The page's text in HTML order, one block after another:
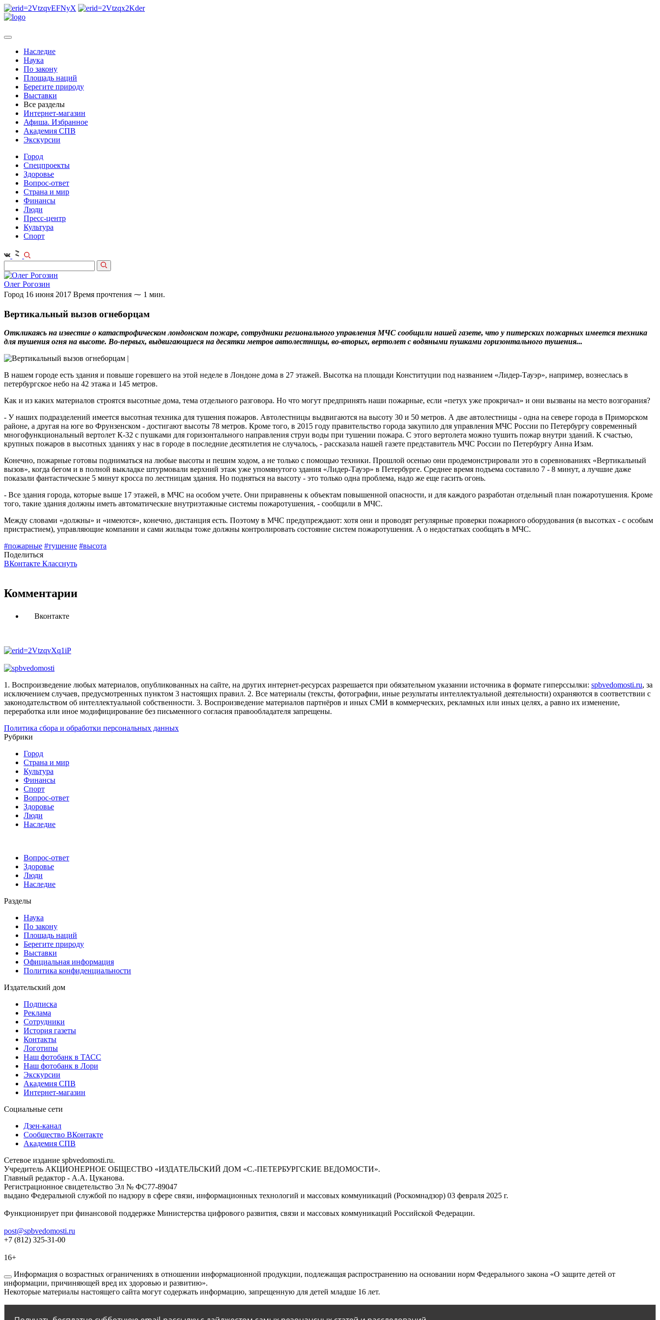
Наследие
Наука
По закону
Площадь наций
Берегите природу
Выставки
Все разделы
Интернет-магазин
Афиша. Избранное
Академия СПВ
Экскурсии
Город
Спецпроекты
Здоровье
Вопрос-ответ
Страна и мир
Финансы
Люди
Пресс-центр
Культура
Спорт
Олег Рогозин
Город 16 июня 2017 Время прочтения ⁓ 1 мин.
Вертикальный вызов огнеборцам
Откликаясь на известие о катастрофическом лондонском пожаре, сотрудники регионального управления МЧС сообщили нашей газете, что у питерских пожарных имеется техника
для тушения огня на высоте. Во-первых, выдвигающиеся на десятки метров автолестницы, во-вторых, вертолет с водяными пушками горизонтального тушения...
В нашем городе есть здания и повыше горевшего на этой неделе в Лондоне дома в 27 этажей. Высотка на площади Конституции под названием «Лидер-Тауэр», например, вознеслась в
петербургское небо на 42 этажа и 145 метров.
Как и из каких материалов строятся высотные дома, тема отдельного разговора. Но что могут предпринять наши пожарные, если «петух уже прокричал» и они вызваны на место возгорания?
- У наших подразделений имеется высотная техника для тушения пожаров. Автолестницы выдвигаются на высоту 30 и 50 метров. А две автолестницы - одна на севере города в Приморском
районе, а другая на юге во Фрунзенском - достигают высоты 78 метров. Кроме того, в 2015 году правительство города закупило для управления МЧС России по Петербургу современный
многофункциональный вертолет К-32 с пушками для горизонтального направления струи воды при тушении пожара. С этого вертолета можно тушить пожар внутри зданий. К счастью,
крупных пожаров в высотных зданиях у нас в городе в последние десятилетия не случалось, - рассказала нашей газете представитель МЧС России по Петербургу Анна Изам.
Конечно, пожарные готовы подниматься на любые высоты и пешим ходом, а не только с помощью техники. Прошлой осенью они продемонстрировали это в соревнованиях «Вертикальный
вызов», когда бегом и в полной выкладке штурмовали верхний этаж уже упомянутого здания «Лидер-Тауэр» в Петербурге. Среднее время подъема составило 7 - 8 минут, а лучшие даже
показали фантастические 5 минут кросса по лестницам здания. Но подняться на высоту - это только одна проблема, надо же еще гасить огонь.
- Все здания города, которые выше 17 этажей, в МЧС на особом учете. Они приравнены к объектам повышенной опасности, и для каждого разработан отдельный план пожаротушения. Кроме
того, такие здания должны иметь автоматические внутриэтажные системы пожаротушения, - сообщили в МЧС.
Между словами «должны» и «имеются», конечно, дистанция есть. Поэтому в МЧС предупреждают: хотя они и проводят регулярные проверки пожарного оборудования (в высотках - с особым
пристрастием), управляющие компании и сами жильцы тоже должны контролировать состояние систем пожаротушения. А о недостатках сообщать в МЧС.
#пожарные #тушение #высота
Поделиться
ВКонтакте Класснуть
Комментарии
Вконтакте
1. Воспроизведение любых материалов, опубликованных на сайте, на других интернет-ресурсах разрешается при обязательном указании источника в формате гиперссылки: spbvedomosti.ru, за
исключением случаев, предусмотренных пунктом 3 настоящих правил. 2. Все материалы (тексты, фотографии, иные результаты интеллектуальной деятельности) охраняются в соответствии с
законодательством об интеллектуальной собственности. 3. Воспроизведение материалов партнёров и иных СМИ в коммерческих, рекламных или иных целях, а равно их изменение,
переработка или иное модифицирование без письменного согласия правообладателя запрещены.
Политика сбора и обработки персональных данных
Рубрики
Город
Страна и мир
Культура
Финансы
Спорт
Вопрос-ответ
Здоровье
Люди
Наследие
Вопрос-ответ
Здоровье
Люди
Наследие
Разделы
Наука
По закону
Площадь наций
Берегите природу
Выставки
Официальная информация
Политика конфиденциальности
Издательский дом
Подписка
Реклама
Сотрудники
История газеты
Контакты
Логотипы
Наш фотобанк в ТАСС
Наш фотобанк в Лори
Экскурсии
Академия СПВ
Интернет-магазин
Социальные сети
Дзен-канал
Сообщество ВКонтакте
Академия СПВ
Сетевое издание spbvedomosti.ru.
Учредитель АКЦИОНЕРНОЕ ОБЩЕСТВО «ИЗДАТЕЛЬСКИЙ ДОМ «С.-ПЕТЕРБУРГСКИЕ ВЕДОМОСТИ».
Главный редактор - А.А. Цуканова.
Регистрационное свидетельство Эл № ФС77-89047
выдано Федеральной службой по надзору в сфере связи, информационных технологий и массовых коммуникаций (Роскомнадзор) 03 февраля 2025 г.
Функционирует при финансовой поддержке Министерства цифрового развития, связи и массовых коммуникаций Российской Федерации.
post@spbvedomosti.ru
+7 (812) 325-31-00
16+
Информация о возрастных ограничениях в отношении информационной продукции, подлежащая распространению на основании норм Федерального закона «О защите детей от
информации, причиняющей вред их здоровью и развитию».
Некоторые материалы настоящего сайта могут содержать информацию, запрещенную для детей младше 16 лет.